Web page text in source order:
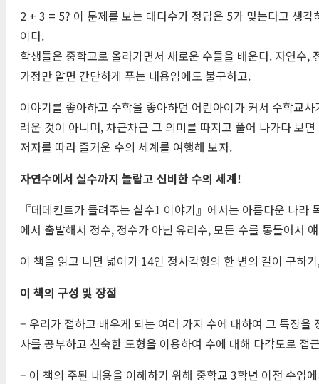
2 + 3 = 5? 이 문제를 보는 대다수가 정답은 5가 맞는다고 생
이다.
학생들은 중학교로 올라가면서 새로운 수들을 배운다. 자연
가정만 알면 간단하게 푸는 내용임에도 불구하고.
이야기를 좋아하고 수학을 좋아하던 어린아이가 커서 수학교
려운 것이 아니며, 차근차근 그 의미를 따지고 풀어 나가다 보
저자를 따라 즐거운 수의 세계를 여행해 보자.
자연수에서 실수까지 놀랍고 신비한 수의 세계!
『데데킨트가 들려주는 실수1 이야기』에서는 아름다운 나
에서 출발해서 정수, 정수가 아닌 유리수, 모든 수를 통틀어서
이 책을 읽고 나면 넓이가 14인 정사각형의 한 변의 길이 구하
이 책의 구성 및 장점
– 우리가 접하고 배우게 되는 여러 가지 수에 대하여 그 특징
사를 공부하고 친숙한 도형을 이용하여 수에 대해 다각도로
– 이 책의 주된 내용을 이해하기 위해 중학교 3학년 이전 수업